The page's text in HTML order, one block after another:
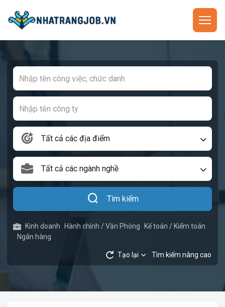
Tất cả các địa điểm
Tất cả các ngành nghề
Tìm kiếm
Kinh doanh Hành chính / Văn Phòng
Kế toán / Kiểm toán
Ngân hàng
Tạo lại Tìm kiếm nâng cao